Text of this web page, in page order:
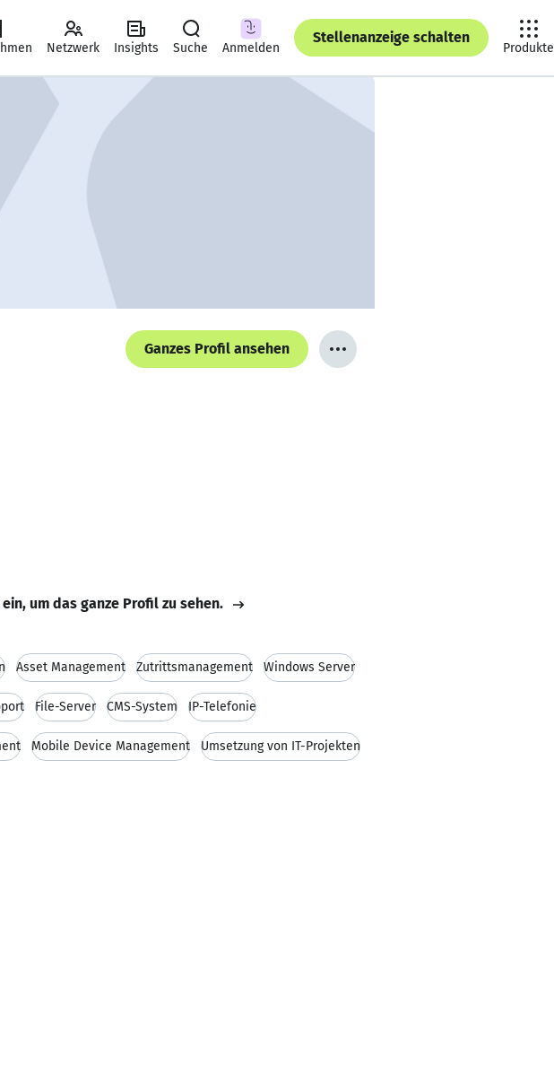
Netzwerk Insights Suche Anmelden
Stellenanzeige schalten
Produkte
Ganzes Profil ansehen
um das ganze Profil zu sehen.
Asset Management Zutrittsmanagement Windows Server
File-Server CMS-System IP-Telefonie
Mobile Device Management Umsetzung von IT-Projekten